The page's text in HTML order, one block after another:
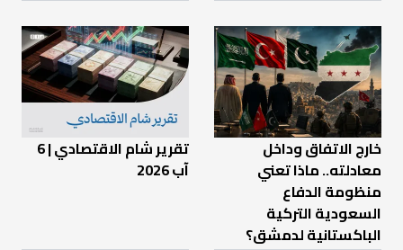
خارج الاتفاق وداخل
معادلته.. ماذا تعني
منظومة الدفاع
السعودية التركية
الباكستانية لدمشق؟
تقرير شام الاقتصادي | 6
آب 2026